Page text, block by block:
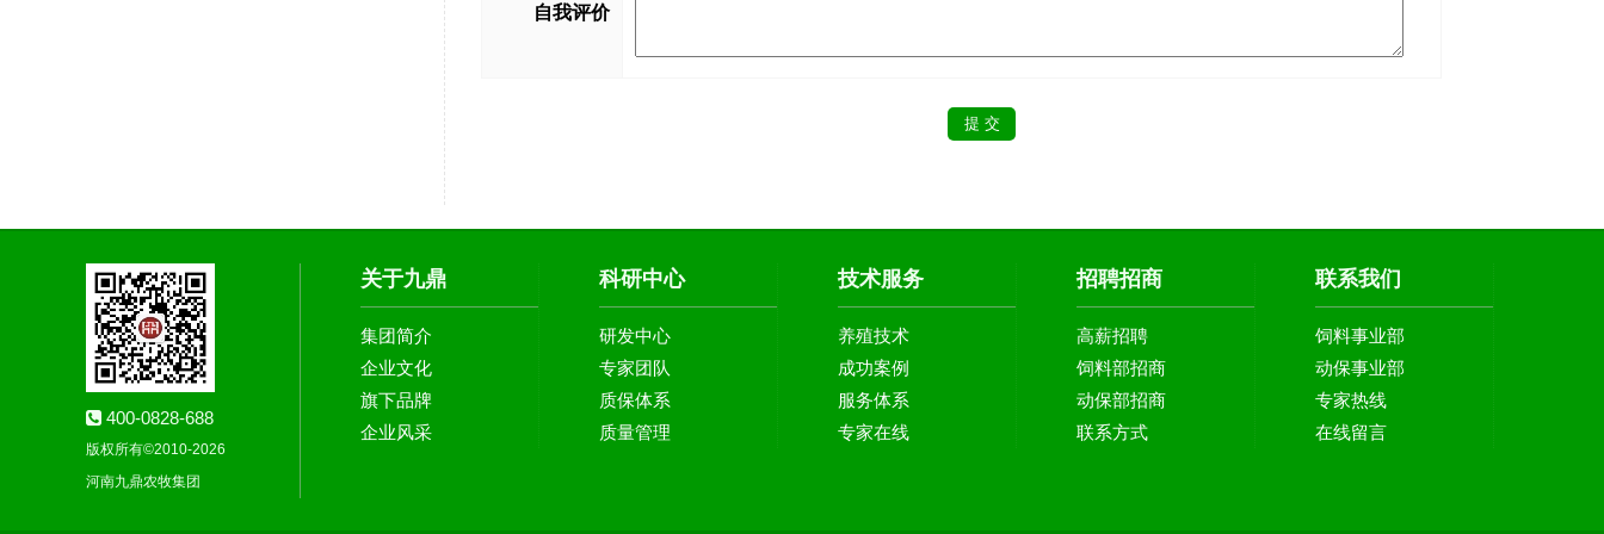
自我评价
400-0828-688
版权所有©2010-2026
河南九鼎农牧集团
关于九鼎
集团简介
企业文化
旗下品牌
企业风采
科研中心
研发中心
专家团队
质保体系
质量管理
技术服务
养殖技术
成功案例
服务体系
专家在线
招聘招商
高薪招聘
饲料部招商
动保部招商
联系方式
联系我们
饲料事业部
动保事业部
专家热线
在线留言